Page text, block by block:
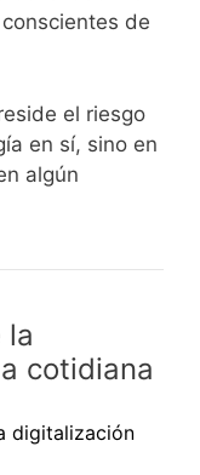
de
el riesgo
en sí, sino en
algún
la
cotidiana
digitalización